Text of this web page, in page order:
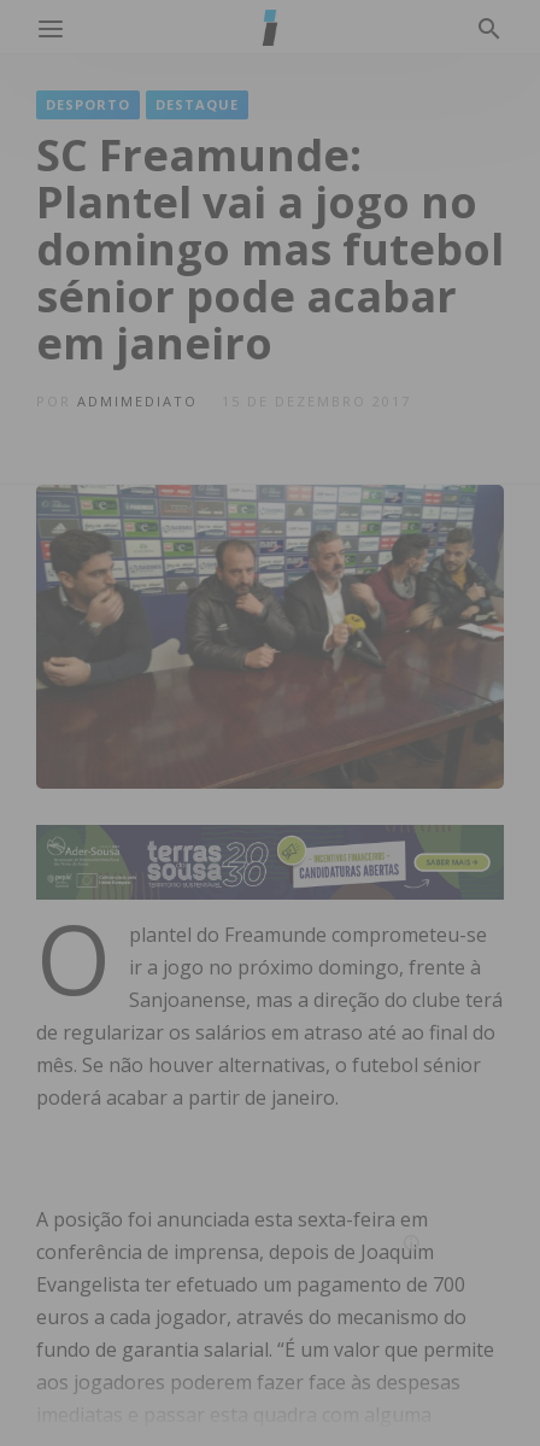
DESPORTO DESTAQUE
SC Freamunde:
Plantel vai a jogo no
domingo mas futebol
sénior pode acabar
em janeiro
ADMIMEDIATO 15 DE DEZEMBRO 2017
O
plantel do Freamunde comprometeu-se
ir a jogo no próximo domingo, frente à
Sanjoanense, mas a direção do clube terá
de regularizar os salários em atraso até ao final do
mês. Se não houver alternativas, o futebol sénior
poderá acabar a partir de janeiro.
A posição foi anunciada esta sexta-feira em
conferência de imprensa, depois de Joaquim
Evangelista ter efetuado um pagamento de 700
euros a cada jogador, através do mecanismo do
fundo de garantia salarial. “É um valor que permite
aos jogadores poderem fazer face às despesas